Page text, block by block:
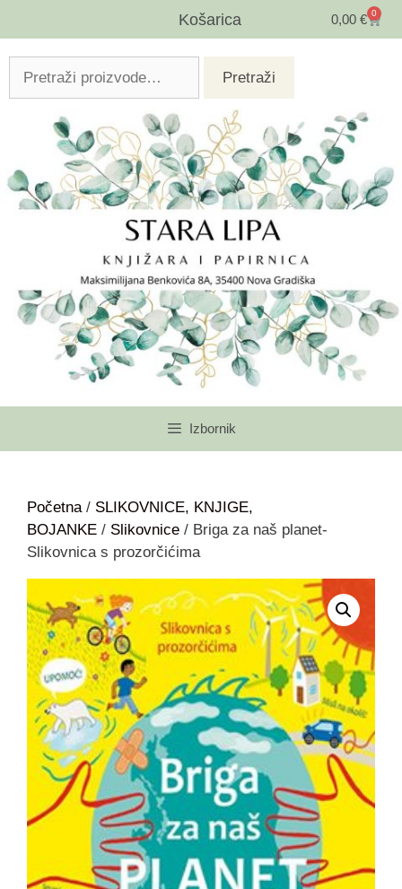
Košarica 0,00 € 0
Pretraži
Izbornik
Početna/ SLIKOVNICE, KNJIGE,
BOJANKE / Slikovnice / Briga za naš planet-
Slikovnica s prozorčićima